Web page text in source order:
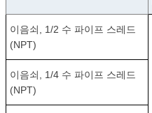
이음쇠, 1/2 수 파이프 스레드
(NPT)
이음쇠, 1/4 수 파이프 스레드
(NPT)